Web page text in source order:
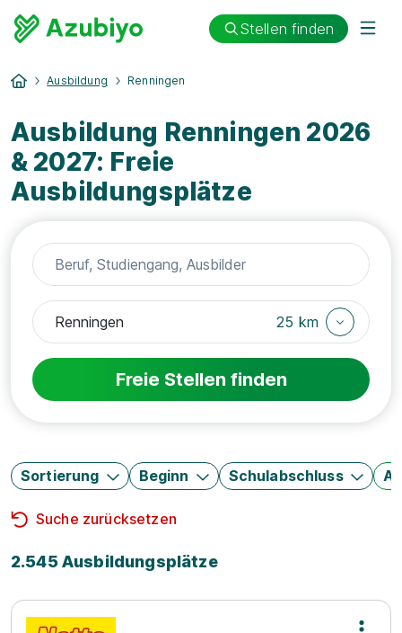
Stellen finden
Ausbildung Renningen
Ausbildung Renningen 2026
& 2027: Freie
Ausbildungsplätze
25 km
Freie Stellen finden
Sortierung Beginn Schulabschluss
Suche zurücksetzen
2.545 Ausbildungsplätze